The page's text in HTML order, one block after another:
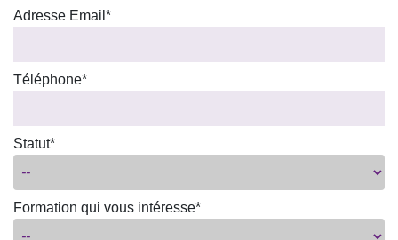
Adresse Email*
Téléphone*
Statut*
Formation qui vous intéresse*